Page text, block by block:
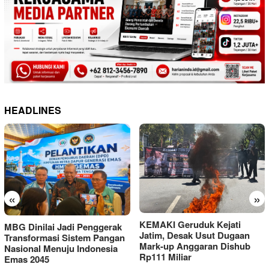
HEADLINES
« »
MBG Dinilai Jadi Penggerak
Transformasi Sistem Pangan
Nasional Menuju Indonesia
Emas 2045
KEMAKI Geruduk Kejati
Jatim, Desak Usut Dugaan
Mark-up Anggaran Dishub
Rp111 Miliar